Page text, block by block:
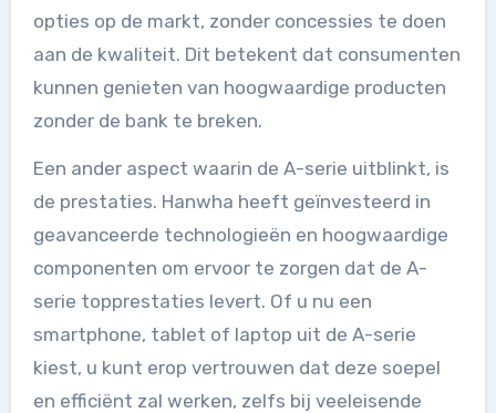
opties op de markt, zonder concessies te doen
aan de kwaliteit. Dit betekent dat consumenten
kunnen genieten van hoogwaardige producten
zonder de bank te breken.
Een ander aspect waarin de A-serie uitblinkt, is
de prestaties. Hanwha heeft geïnvesteerd in
geavanceerde technologieën en hoogwaardige
componenten om ervoor te zorgen dat de A-
serie topprestaties levert. Of u nu een
smartphone, tablet of laptop uit de A-serie
kiest, u kunt erop vertrouwen dat deze soepel
en efficiënt zal werken, zelfs bij veeleisende